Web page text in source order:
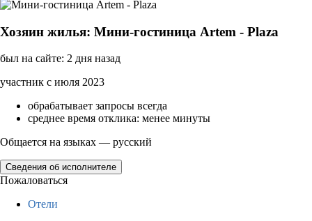
Хозяин жилья: Мини-гостиница Artem - Plaza
был на сайте: 2 дня назад
участник с июля 2023
обрабатывает запросы всегда
среднее время отклика: менее минуты
Общается на языках — русский
Сведения об исполнителе
Пожаловаться
Отели